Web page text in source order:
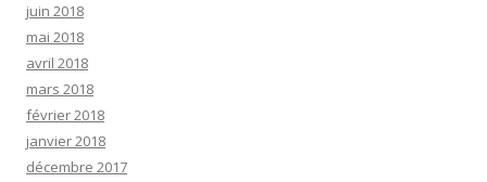
juin 2018
mai 2018
avril 2018
mars 2018
février 2018
janvier 2018
décembre 2017